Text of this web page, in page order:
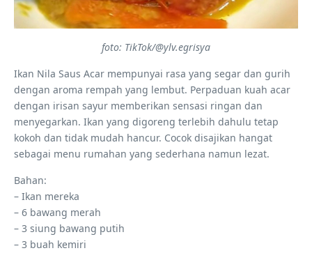
foto: TikTok/@ylv.egrisya
Ikan Nila Saus Acar mempunyai rasa yang segar dan gurih
dengan aroma rempah yang lembut. Perpaduan kuah acar
dengan irisan sayur memberikan sensasi ringan dan
menyegarkan. Ikan yang digoreng terlebih dahulu tetap
kokoh dan tidak mudah hancur. Cocok disajikan hangat
sebagai menu rumahan yang sederhana namun lezat.
Bahan:
– Ikan mereka
– 6 bawang merah
– 3 siung bawang putih
– 3 buah kemiri